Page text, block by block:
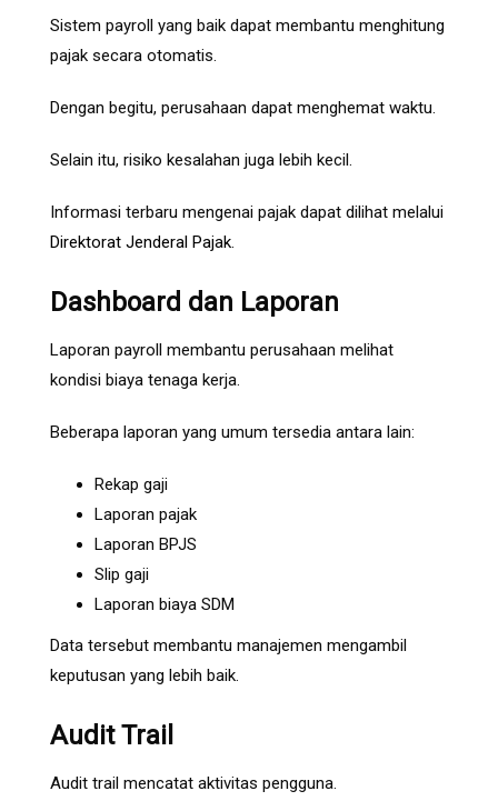
Sistem payroll yang baik dapat membantu menghitung
pajak secara otomatis.
Dengan begitu, perusahaan dapat menghemat waktu.
Selain itu, risiko kesalahan juga lebih kecil.
Informasi terbaru mengenai pajak dapat dilihat melalui
Direktorat Jenderal Pajak.
Dashboard dan Laporan
Laporan payroll membantu perusahaan melihat
kondisi biaya tenaga kerja.
Beberapa laporan yang umum tersedia antara lain:
Rekap gaji
Laporan pajak
Laporan BPJS
Slip gaji
Laporan biaya SDM
Data tersebut membantu manajemen mengambil
keputusan yang lebih baik.
Audit Trail
Audit trail mencatat aktivitas pengguna.